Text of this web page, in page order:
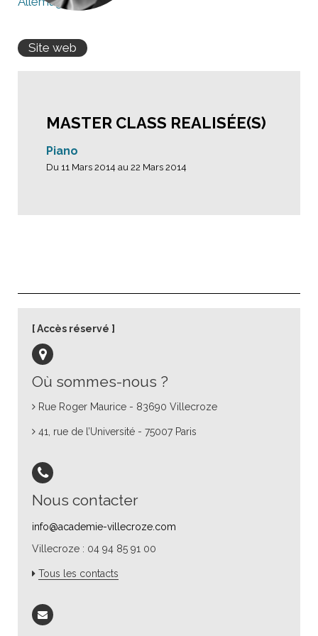
Site web
MASTER CLASS REALISÉE(S)
Piano
Du 11 Mars 2014 au 22 Mars 2014
Où sommes-nous ?
Rue Roger Maurice - 83690 Villecroze
41, rue de l’Université - 75007 Paris
Nous contacter
info@academie-villecroze.com
Villecroze : 04 94 85 91 00
Tous les contacts
Accès réservé